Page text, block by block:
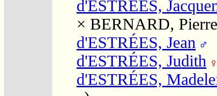
d'ESTRÉES,
× BERNARD, Pierre
d'ESTRÉES, Jean
d'ESTRÉES, Judith
d'ESTRÉES,